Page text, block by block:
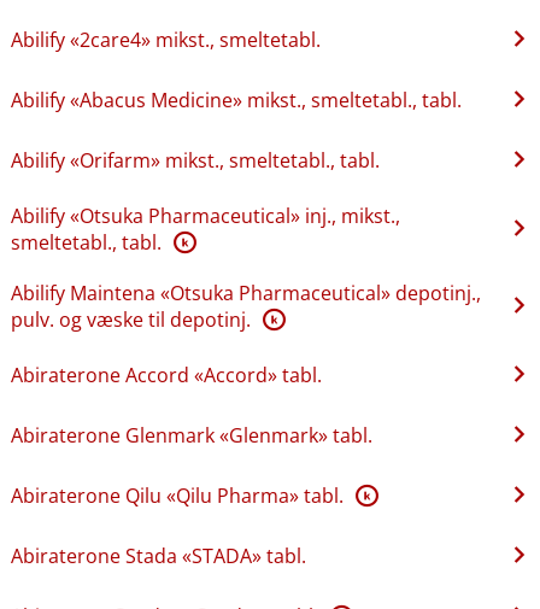
Abilify «2care4» mikst., smeltetabl.
Abilify «Abacus Medicine» mikst., smeltetabl., tabl.
Abilify «Orifarm» mikst., smeltetabl., tabl.
Abilify «Otsuka Pharmaceutical» inj., mikst.,
smeltetabl., tabl. K
Abilify Maintena «Otsuka Pharmaceutical» depotinj.,
pulv. og væske til depotinj. K
Abiraterone Accord «Accord» tabl.
Abiraterone Glenmark «Glenmark» tabl.
Abiraterone Qilu «Qilu Pharma» tabl. K
Abiraterone Stada «STADA» tabl.